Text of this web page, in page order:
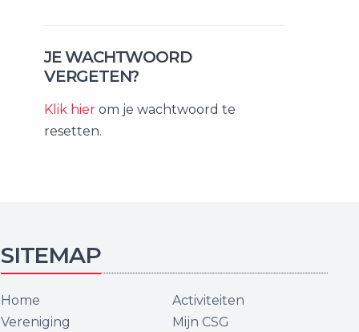
JE WACHTWOORD
VERGETEN?
Klik hier om je wachtwoord te
resetten.
SITEMAP
Home
Vereniging
Activiteiten
Mijn CSG